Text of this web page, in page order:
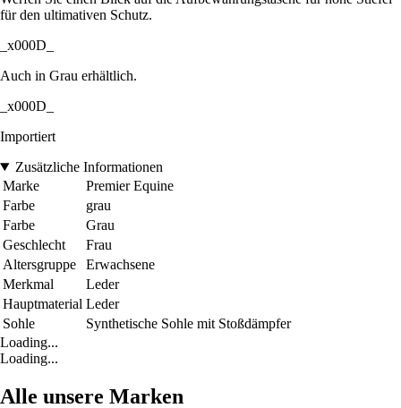
für den ultimativen Schutz.
_x000D_
Auch in Grau erhältlich.
_x000D_
Importiert
Zusätzliche Informationen
Marke
Premier Equine
Farbe
grau
Farbe
Grau
Geschlecht
Frau
Altersgruppe
Erwachsene
Merkmal
Leder
Hauptmaterial Leder
Sohle
Synthetische Sohle mit Stoßdämpfer
Loading...
Loading...
Alle unsere Marken